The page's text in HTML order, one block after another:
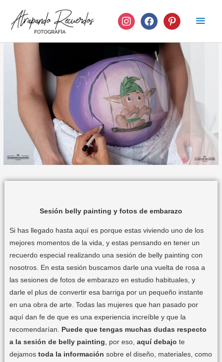
contenido
instagramfacebook pinterest
Sesión belly painting y fotos de embarazo
Si has llegado hasta aquí es porque estas viviendo uno de los
mejores momentos de la vida, y estas pensando en tener un
recuerdo especial realizando una sesión de belly painting con
nosotros. En esta sesión buscamos darle una vuelta de rosa a
las sesiones de fotos de embarazo en estudio habituales, y
darle el plus de convertir esa barriga por un pequeño instante
en una obra de arte. Todas las mujeres que han pasado por
aquí dan fe de que es una experiencia increíble y que la
recomendarían. Puede que tengas muchas dudas respecto
a la sesión de belly painting , por eso,aquí debajo te
dejamostoda la información sobre el diseño, materiales, como